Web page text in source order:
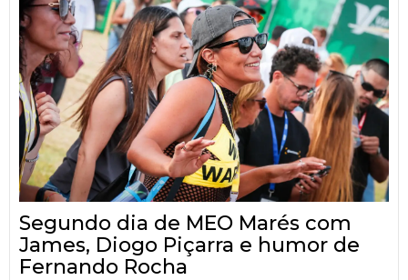
Segundo dia de MEO Marés com
James, Diogo Piçarra e humor de
Fernando Rocha